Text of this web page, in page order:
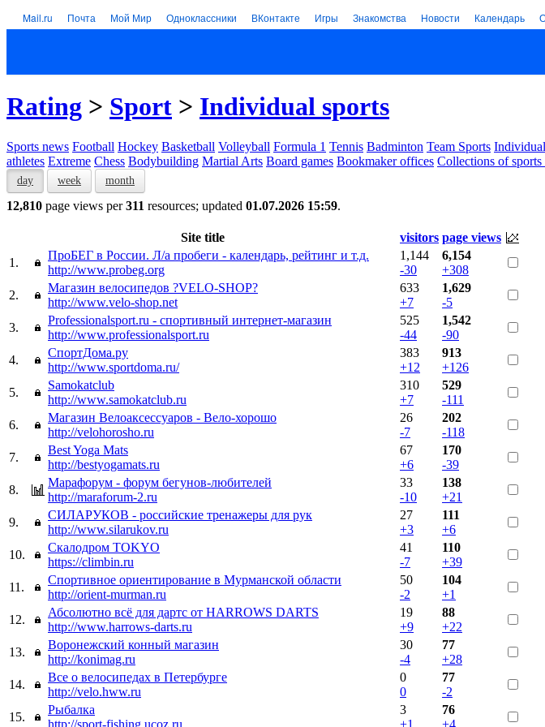
Mail.ru Почта Мой Мир Одноклассники ВКонтакте Игры Знакомства Новости Календарь
Rating > Sport > Individual sports
Sports news Football Hockey Basketball Volleyball Formula 1 Tennis Badminton Team Sports
athletes Extreme Chess Bodybuilding Martial Arts Board games Bookmaker offices Collections of
day week month
12,810 page views per311 resources; updated 01.07.2026 15:59.
Site title visitors page views
1.
ПроБЕГ в России. Л/а пробеги - календарь, рейтинг и т.д.
http://www.probeg.org
1,144
-30
6,154
+308
2.
Магазин велосипедов ?VELO-SHOP?
http://www.velo-shop.net
633
+7
1,629
-5
3.
Professionalsport.ru - спортивный интернет-магазин
http://www.professionalsport.ru
525
-44
1,542
-90
4.
СпортДома.ру
http://www.sportdoma.ru/
383
+12
913
+126
5.
Samokatclub
http://www.samokatclub.ru
310
+7
529
-111
6.
Магазин Велоаксессуаров - Вело-хорошо
http://velohorosho.ru
26
-7
202
-118
7.
Best Yoga Mats
http://bestyogamats.ru
67
+6
170
-39
8.
Марафорум - форум бегунов-любителей
http://maraforum-2.ru
33
-10
138
+21
9.
СИЛАРУКОВ - российские тренажеры для рук
http://www.silarukov.ru
27
+3
111
+6
10.
Скалодром TOKYO
https://climbin.ru
41
-7
110
+39
11.
Спортивное ориентирование в Мурманской области
http://orient-murman.ru
50
-2
104
+1
12.
Абсолютно всё для дартс от HARROWS DARTS
http://www.harrows-darts.ru
19
+9
88
+22
13.
Воронежский конный магазин
http://konimag.ru
30
-4
77
+28
14.
Все о велосипедах в Петербурге
http://velo.hww.ru
0
0
77
-2
15.
Рыбалка
http://sport-fishing.ucoz.ru
3
+1
76
+4